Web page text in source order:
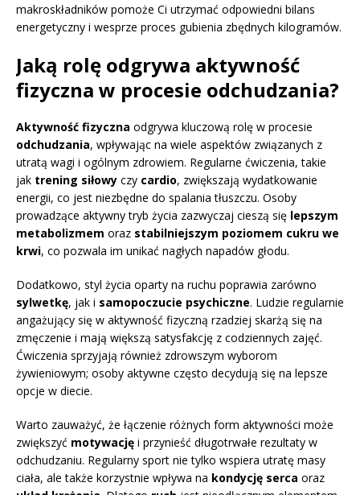
makroskładników pomoże Ci utrzymać odpowiedni bilans
energetyczny i wesprze proces gubienia zbędnych kilogramów.
Jaką rolę odgrywa aktywność
fizyczna w procesie odchudzania?
Aktywność fizyczna odgrywa kluczową rolę w procesie
odchudzania, wpływając na wiele aspektów związanych z
utratą wagi i ogólnym zdrowiem. Regularne ćwiczenia, takie
jak trening siłowy czy cardio, zwiększają wydatkowanie
energii, co jest niezbędne do spalania tłuszczu. Osoby
prowadzące aktywny tryb życia zazwyczaj cieszą się lepszym
metabolizmem oraz stabilniejszym poziomem cukru we
krwi, co pozwala im unikać nagłych napadów głodu.
Dodatkowo, styl życia oparty na ruchu poprawia zarówno
sylwetkę, jak i samopoczucie psychiczne. Ludzie regularnie
angażujący się w aktywność fizyczną rzadziej skarżą się na
zmęczenie i mają większą satysfakcję z codziennych zajęć.
Ćwiczenia sprzyjają również zdrowszym wyborom
żywieniowym; osoby aktywne często decydują się na lepsze
opcje w diecie.
Warto zauważyć, że łączenie różnych form aktywności może
zwiększyć motywację i przynieść długotrwałe rezultaty w
odchudzaniu. Regularny sport nie tylko wspiera utratę masy
ciała, ale także korzystnie wpływa na kondycję serca oraz